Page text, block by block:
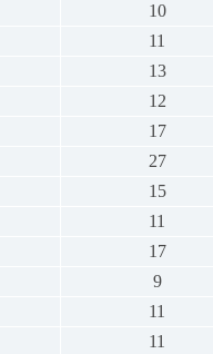
10
11
13
12
17
27
15
11
17
9
11
11